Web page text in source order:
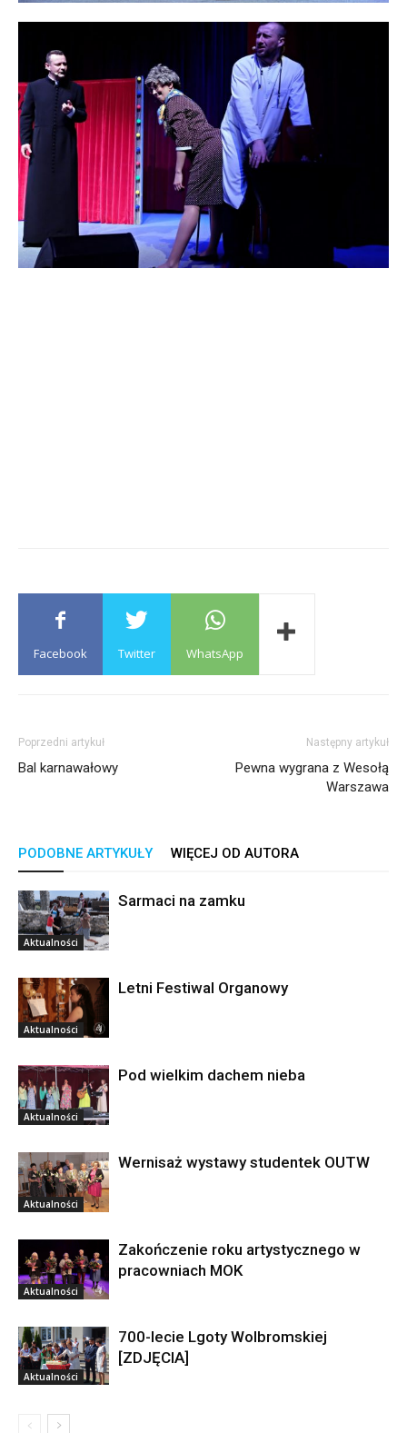
Facebook Twitter WhatsApp
Poprzedni artykuł
Bal karnawałowy
Następny artykuł
Pewna wygrana z Wesołą
Warszawa
PODOBNE ARTYKUŁY WIĘCEJ OD AUTORA
Aktualności
Sarmaci na zamku
Aktualności
Letni Festiwal Organowy
Aktualności
Pod wielkim dachem nieba
Aktualności
Wernisaż wystawy studentek OUTW
Aktualności
Zakończenie roku artystycznego w
pracowniach MOK
Aktualności
700-lecie Lgoty Wolbromskiej
[ZDJĘCIA]